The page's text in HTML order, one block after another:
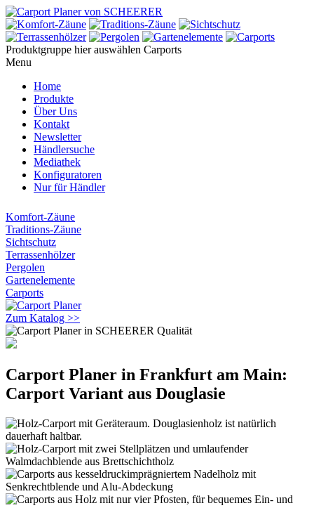
Produktgruppe hier auswählen Carports
Menu
Home
Produkte
Über Uns
Kontakt
Newsletter
Händlersuche
Mediathek
Konfiguratoren
Nur für Händler
Komfort-Zäune
Traditions-Zäune
Sichtschutz
Terrassenhölzer
Pergolen
Gartenelemente
Carports
Zum Katalog >>
Carport Planer in Frankfurt am Main:
Carport Variant aus Douglasie